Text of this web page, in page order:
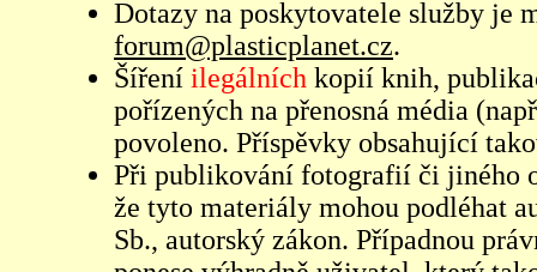
Dotazy na poskytovatele služby je
forum@plasticplanet.cz.
Šíření ilegálních kopií knih,
pořízených na přenosná média
povoleno. Příspěvky obsahující
Při publikování fotografií či jiného
že tyto materiály mohou podléhat
Sb., autorský zákon. Případnou